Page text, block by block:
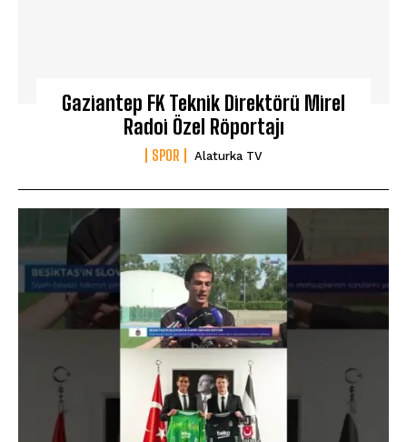
Gaziantep FK Teknik Direktörü Mirel
Radoi Özel Röportajı
SPOR Alaturka TV